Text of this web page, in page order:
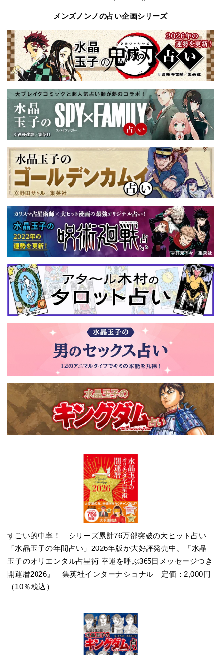
メンズノンノの占い企画シリーズ
すごい的中率！ シリーズ累計76万部突破の大ヒット占い
「水晶玉子の年間占い」2026年版が大好評発売中。『水晶
玉子のオリエンタル占星術 幸運を呼ぶ365日メッセージつき
開運暦2026』 集英社インターナショナル 定価：2,000円
（10％税込）